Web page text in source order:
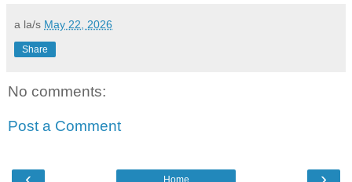
a la/s May 22, 2026
Share
No comments:
Post a Comment
Home